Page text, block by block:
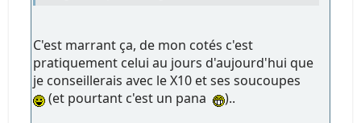
C'est marrant ça, de mon cotés c'est
pratiquement celui au jours d'aujourd'hui que
je conseillerais avec le X10 et ses soucoupes
(et pourtant c'est un pana
)..